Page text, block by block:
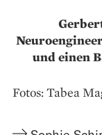
und einen
Fotos: Tabea